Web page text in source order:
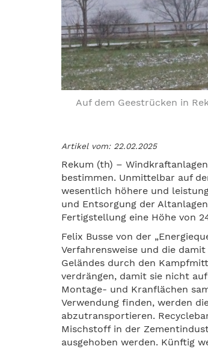
Auf dem Geestrücken in
Artikel vom: 22.02.2025
Rekum (th) –
bestimmen. Unmittelbar auf
wesentlich höhere und
und Entsorgung der
Fertigstellung eine Höhe von
Felix Busse von der
Verfahrensweise und die
Geländes durch den
verdrängen, damit sie nicht
Montage- und Kranflächen
Verwendung finden, werden
abzutransportieren.
Mischstoff in der
ausgehoben werden. Künftig